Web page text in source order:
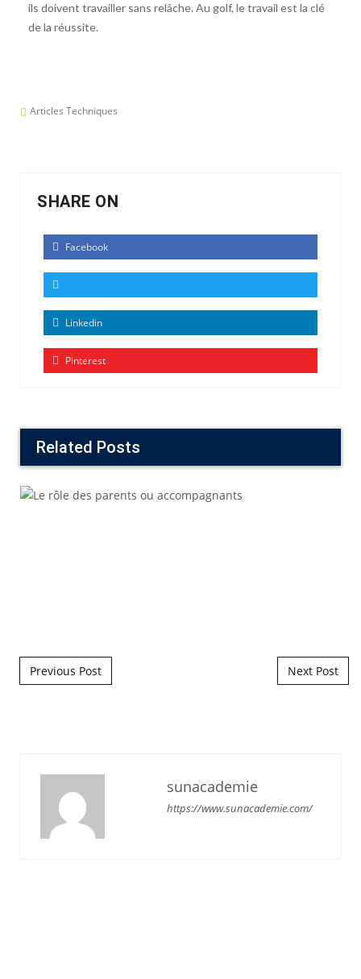
ils doivent travailler sans relâche. Au golf, le travail est la clé
de la réussite.
Articles Techniques
SHARE ON
Facebook
Linkedin
Pinterest
Related Posts
Post navigation
Previous Post Next Post
sunacademie
https://www.sunacademie.com/